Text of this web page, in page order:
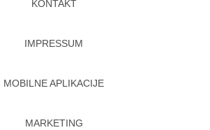
KONTAKT
IMPRESSUM
MOBILNE APLIKACIJE
MARKETING